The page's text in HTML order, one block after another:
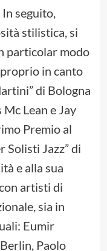
seguito,
stilistica, si
particolar modo
in canto
di Bologna
Lean e Jay
Premio al
Solisti Jazz” di
e alla sua
artisti di
sia in
Eumir
Paolo